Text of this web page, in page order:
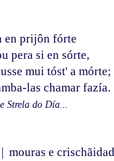
en prijôn fórte
pera si en sórte,
mui tóst' a mórte;
las chamar fazía.
Strela do Día...
| mouras e